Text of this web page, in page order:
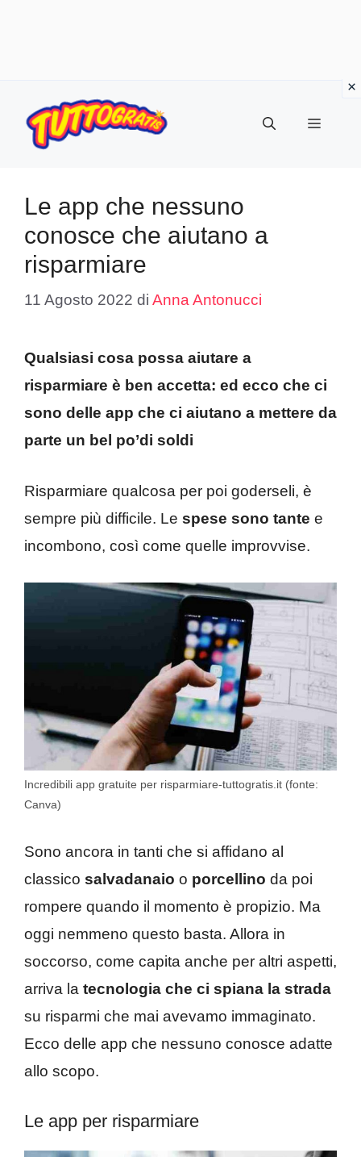
contenuto
Menu
Le app che nessuno
conosce che aiutano a
risparmiare
11 Agosto 2022 di Anna Antonucci
Qualsiasi cosa possa aiutare a
risparmiare è ben accetta: ed ecco che ci
sono delle app che ci aiutano a mettere da
parte un bel po’di soldi
Risparmiare qualcosa per poi goderseli, è
sempre più difficile. Le spese sono tante e
incombono, così come quelle improvvise.
Incredibili app gratuite per risparmiare-tuttogratis.it (fonte:
Canva)
Sono ancora in tanti che si affidano al
classico salvadanaio o porcellino da poi
rompere quando il momento è propizio. Ma
oggi nemmeno questo basta. Allora in
soccorso, come capita anche per altri aspetti,
arriva la tecnologia che ci spiana la strada
su risparmi che mai avevamo immaginato.
Ecco delle app che nessuno conosce adatte
allo scopo.
Le app per risparmiare